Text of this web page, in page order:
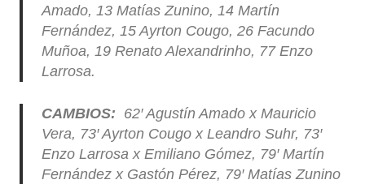
Amado, 13 Matías Zunino, 14 Martín
Fernández, 15 Ayrton Cougo, 26 Facundo
Muñoa, 19 Renato Alexandrinho, 77 Enzo
Larrosa.
CAMBIOS: 62′ Agustín Amado x Mauricio
Vera, 73′ Ayrton Cougo x Leandro Suhr, 73′
Enzo Larrosa x Emiliano Gómez, 79′ Martín
Fernández x Gastón Pérez, 79′ Matías Zunino